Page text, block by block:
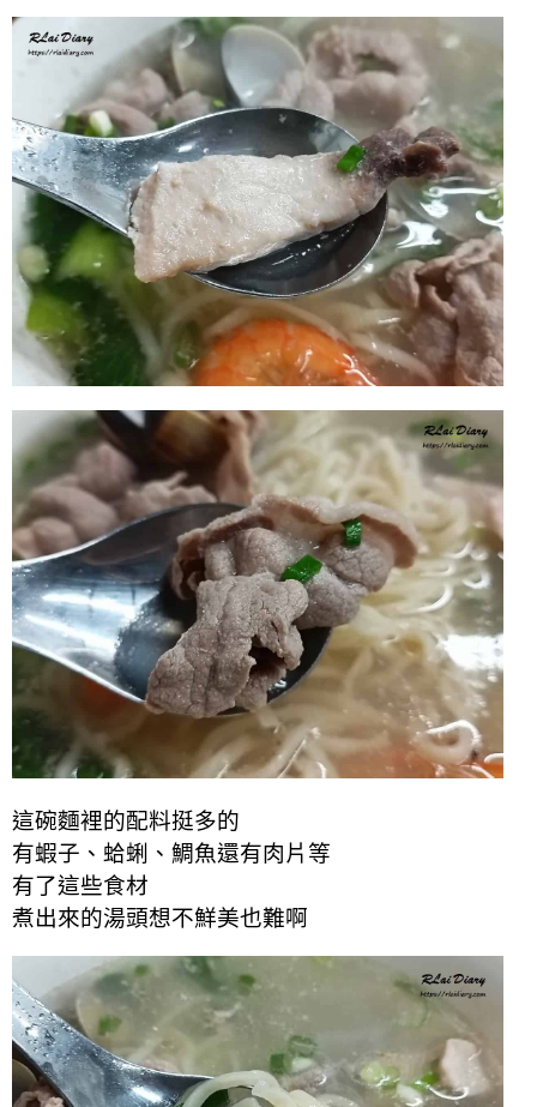
這碗麵裡的配料挺多的
有蝦子、蛤蜊、鯛魚還有肉片等
有了這些食材
煮出來的湯頭想不鮮美也難啊